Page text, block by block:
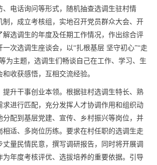
、电话询问等形式，随机抽查选调生驻村情
制，成立考核组，实地召开党员群众大会、开
解选调生的年度及任期工作情况，作出综合评
次选调生座谈会，以“扎根基层 坚守初心”“走
为主题，选调生们畅谈自己在工作、学习、生
收获感悟，互相交流经验。
提升干事创业本领。根据驻村选调生特长、熟
求进行匹配，充分发挥人才协调作用和组织动
分配到基层党建、宣传、乡村振兴等岗位，并
相适、多岗位历练。要求在村任职的选调生走
丈量民情民意，撰写调研报告，同时将开展调
为年度考核评优、选拔培养的重要依据。引导